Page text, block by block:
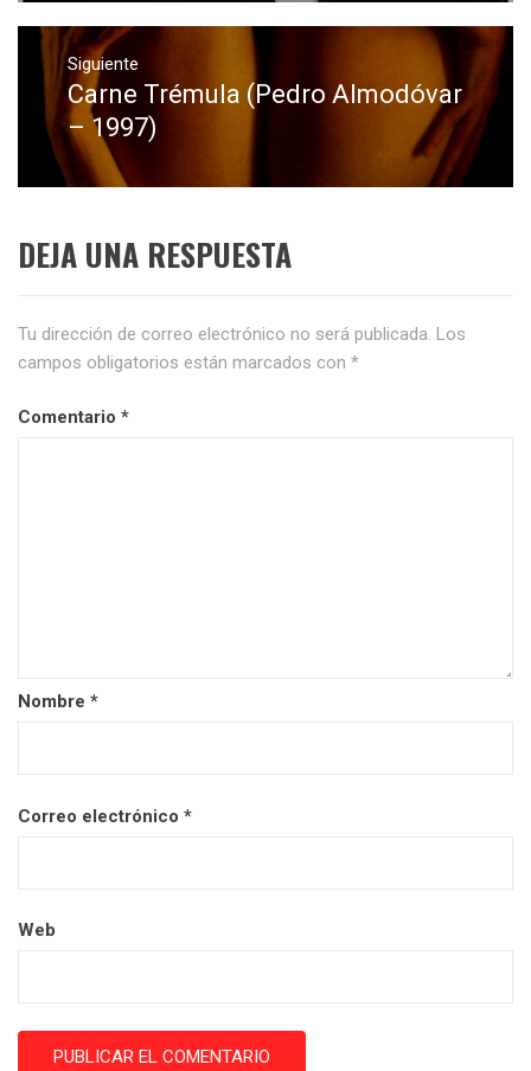
Siguiente
Entrada
siguiente:
Carne Trémula (Pedro Almodóvar
– 1997)
DEJA UNA RESPUESTA
Tu dirección de correo electrónico no será publicada. Los
campos obligatorios están marcados con *
Comentario *
Nombre *
Correo electrónico *
Web